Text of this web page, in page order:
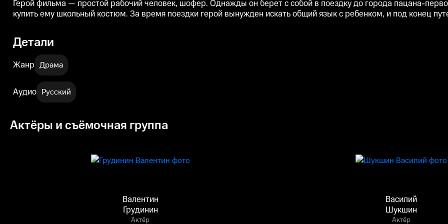
Герой фильма — простой рабочий человек, шофер. Однажды он берет с собой в поездку до города пацана-
купить ему школьный костюм. За время поездки герой вынужден искать общий язык с ребенком, и под конец
Детали
Жанр Драма
Аудио Русский
Актёры и съёмочная группа
Валентин
Грудинин
Актёр
Василий
Шукшин
Актёр